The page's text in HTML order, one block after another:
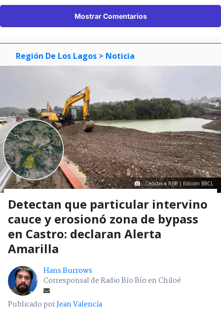
Mostrar Comentarios
Región De Los Lagos > Noticia
Cedidas a RBB | Edición BBCL
Detectan que particular intervino
cauce y erosionó zona de bypass
en Castro: declaran Alerta
Amarilla
Hans Burrows
Corresponsal de Radio Bío Bío en Chiloé
Publicado porJean Valencia